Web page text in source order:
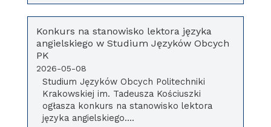
Konkurs na stanowisko lektora języka
angielskiego w Studium Języków Obcych
PK
2026-05-08
Studium Języków Obcych Politechniki
Krakowskiej im. Tadeusza Kościuszki
ogłasza konkurs na stanowisko lektora
języka angielskiego....